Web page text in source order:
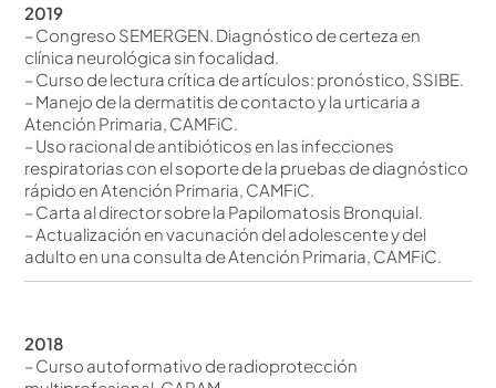
2019
– Congreso SEMERGEN. Diagnóstico de certeza en
clínica neurológica sin focalidad.
– Curso de lectura crítica de artículos: pronóstico, SSIBE.
– Manejo de la dermatitis de contacto y la urticaria a
Atención Primaria, CAMFiC.
– Uso racional de antibióticos en las infecciones
respiratorias con el soporte de la pruebas de diagnóstico
rápido en Atención Primaria, CAMFiC.
– Carta al director sobre la Papilomatosis Bronquial.
– Actualización en vacunación del adolescente y del
adulto en una consulta de Atención Primaria, CAMFiC.
2018
– Curso autoformativo de radioprotección